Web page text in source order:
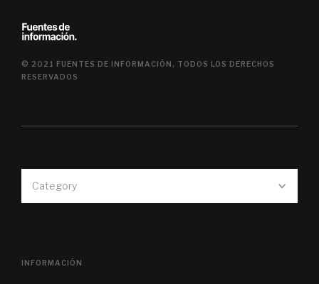
© 2021 FUENTES DE INFORMACIÓN, TODOS LOS DERECHOS
RESERVADOS
Category
INFORMACIÓN